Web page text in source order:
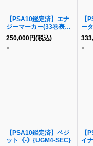
【PSA10鑑定済】エナ
ジーマーカー(33巻表紙/
金)《☆》{E-81}
250,000円(税込)
×
【
ー
リ
×
【PSA10鑑定済】ベジ
ット《-》{UGM4-SEC}
【
イ